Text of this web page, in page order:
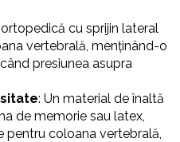
cu sprijin lateral
vertebrală, menținând-o
presiunea asupra
: Un material de înaltă
de memorie sau latex,
coloana vertebrală,